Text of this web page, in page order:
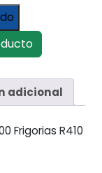
adicional
Frigorias R410